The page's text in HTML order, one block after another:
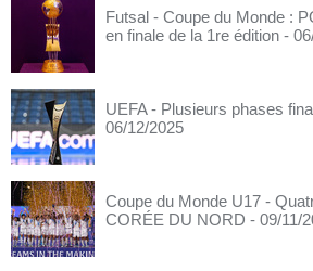
Futsal - Coupe du Monde :
en finale de la 1re édition -
UEFA - Plusieurs phases
06/12/2025
Coupe du Monde U17 -
CORÉE DU NORD - 09/11/